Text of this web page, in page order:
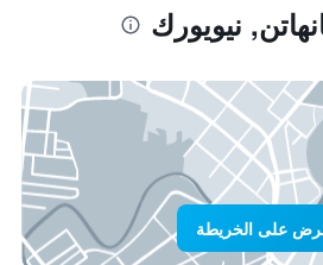
نيويورك
على الخريطة